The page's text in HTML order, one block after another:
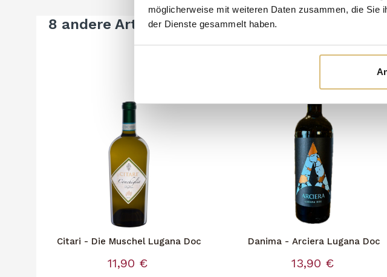
möglicherweise mit weiteren Daten zusammen, die Sie
der Dienste gesammelt haben.
8 andere Artikel in der gleichen Kategorie:
Citari - Die Muschel Lugana Doc
11,90 €
Danima - Arciera Lugana Doc
13,90 €